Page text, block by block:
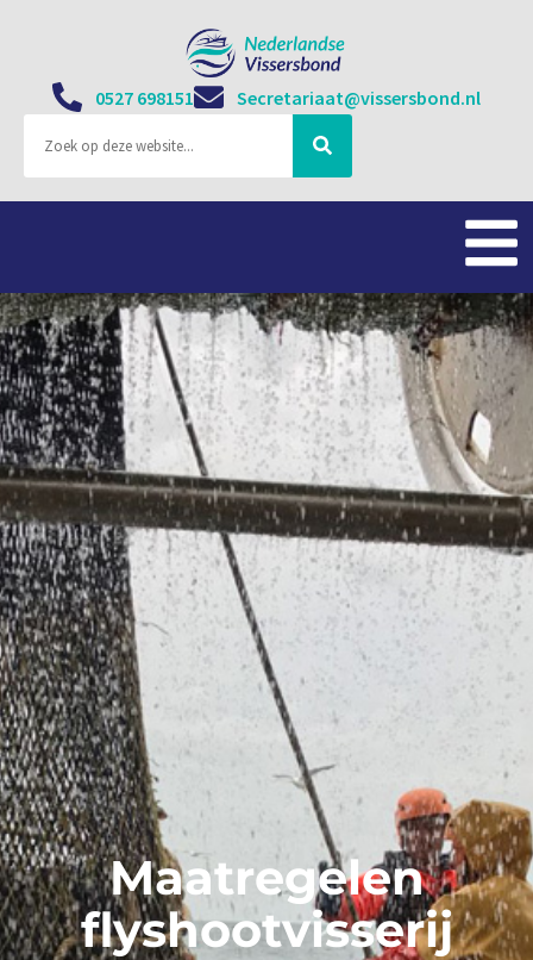
0527 698151 Secretariaat@vissersbond.nl
Maatregelen
flyshootvisserij